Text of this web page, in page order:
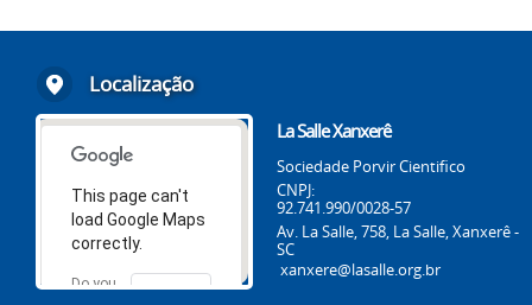
Localização
This page can't
load Google Maps
correctly.
Do you
OK
La Salle Xanxerê
Sociedade Porvir Cientifico
CNPJ:
92.741.990/0028-57
Av. La Salle, 758, La Salle, Xanxerê -
SC
xanxere@lasalle.org.br